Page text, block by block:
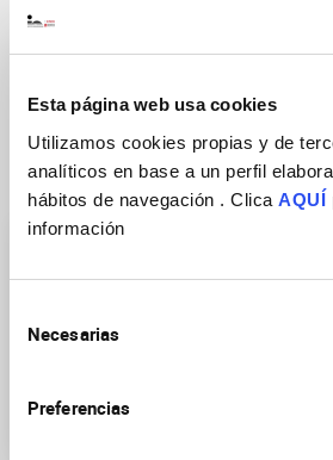
Esta página web usa cookies
Utilizamos cookies propias y de
analíticos en base a un perfil
hábitos de navegación . Clica AQUÍ
información
Necesarias
Preferencias
View of Hippocampal Area CA2 ‐
Research Groups
Networks